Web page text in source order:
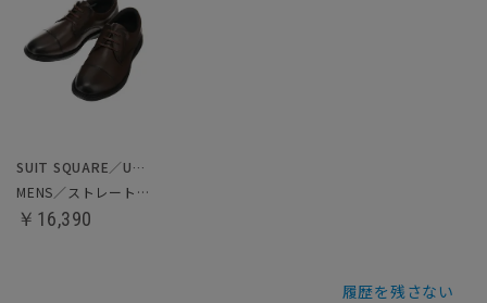
SUIT SQUARE／UNIVERSAL LANGUAGE
MENS／ストレートチップシューズ
￥16,390
履歴を残さない